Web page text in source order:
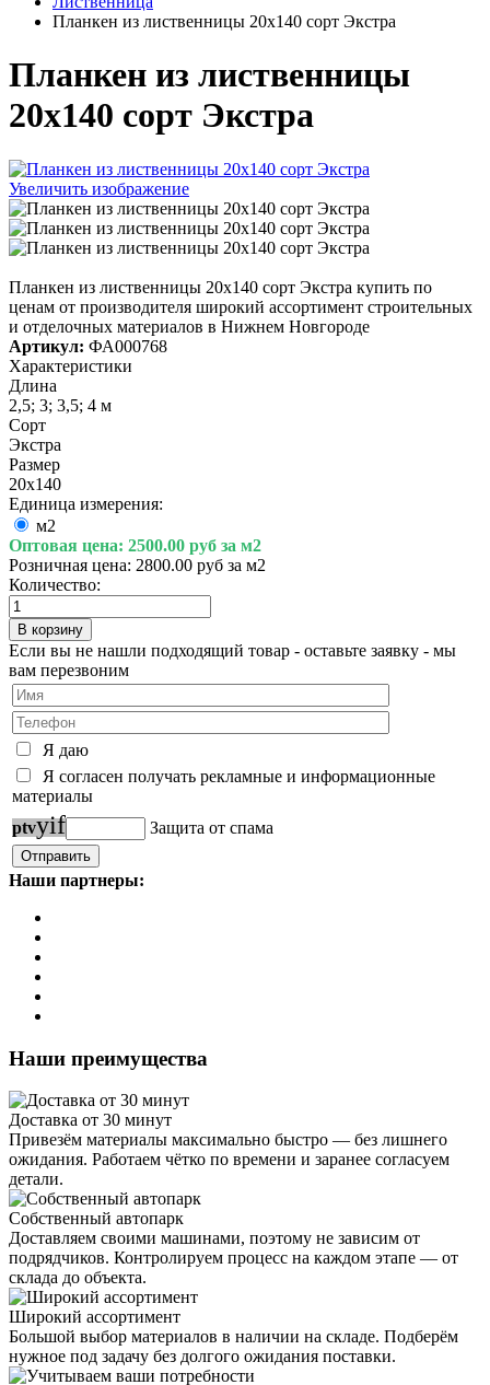
Планкен из лиственницы 20х140 сорт Экстра
Планкен из лиственницы
20х140 сорт Экстра
Увеличить изображение
Планкен из лиственницы 20х140 сорт Экстра купить по
ценам от производителя широкий ассортимент строительных
и отделочных материалов в Нижнем Новгороде
Артикул: ФА000768
Характеристики
Длина
2,5; 3; 3,5; 4 м
Сорт
Экстра
Размер
20х140
Единица измерения:
м2
Оптовая цена: 2500.00 руб за м2
Розничная цена: 2800.00 руб за м2
Количество:
Если вы не нашли подходящий товар - оставьте заявку - мы
вам перезвоним
Я даю
Я согласен получать рекламные и информационные
материалы
ptvyif Защита от спама
Наши партнеры:
Наши преимущества
Доставка от 30 минут
Привезём материалы максимально быстро — без лишнего
ожидания. Работаем чётко по времени и заранее согласуем
детали.
Собственный автопарк
Доставляем своими машинами, поэтому не зависим от
подрядчиков. Контролируем процесс на каждом этапе — от
склада до объекта.
Широкий ассортимент
Большой выбор материалов в наличии на складе. Подберём
нужное под задачу без долгого ожидания поставки.